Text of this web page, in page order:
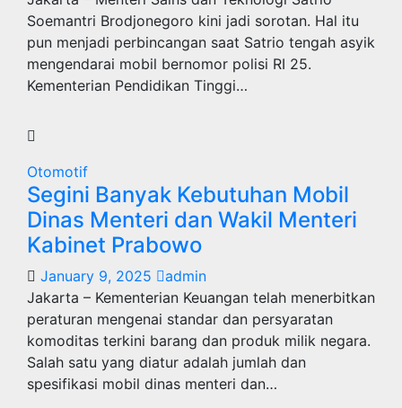
Soemantri Brodjonegoro kini jadi sorotan. Hal itu
pun menjadi perbincangan saat Satrio tengah asyik
mengendarai mobil bernomor polisi RI 25.
Kementerian Pendidikan Tinggi…
Otomotif
Segini Banyak Kebutuhan Mobil
Dinas Menteri dan Wakil Menteri
Kabinet Prabowo
January 9, 2025
admin
Jakarta – Kementerian Keuangan telah menerbitkan
peraturan mengenai standar dan persyaratan
komoditas terkini barang dan produk milik negara.
Salah satu yang diatur adalah jumlah dan
spesifikasi mobil dinas menteri dan…